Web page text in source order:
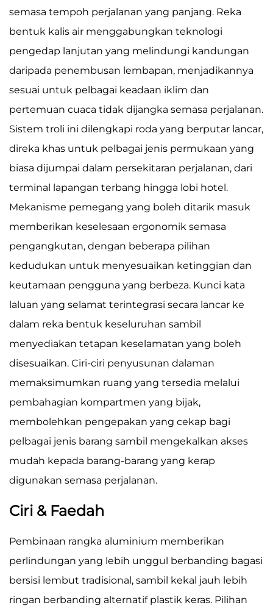
semasa tempoh perjalanan yang panjang. Reka
bentuk kalis air menggabungkan teknologi
pengedap lanjutan yang melindungi kandungan
daripada penembusan lembapan, menjadikannya
sesuai untuk pelbagai keadaan iklim dan
pertemuan cuaca tidak dijangka semasa perjalanan.
Sistem troli ini dilengkapi roda yang berputar lancar,
direka khas untuk pelbagai jenis permukaan yang
biasa dijumpai dalam persekitaran perjalanan, dari
terminal lapangan terbang hingga lobi hotel.
Mekanisme pemegang yang boleh ditarik masuk
memberikan keselesaan ergonomik semasa
pengangkutan, dengan beberapa pilihan
kedudukan untuk menyesuaikan ketinggian dan
keutamaan pengguna yang berbeza. Kunci kata
laluan yang selamat terintegrasi secara lancar ke
dalam reka bentuk keseluruhan sambil
menyediakan tetapan keselamatan yang boleh
disesuaikan. Ciri-ciri penyusunan dalaman
memaksimumkan ruang yang tersedia melalui
pembahagian kompartmen yang bijak,
membolehkan pengepakan yang cekap bagi
pelbagai jenis barang sambil mengekalkan akses
mudah kepada barang-barang yang kerap
digunakan semasa perjalanan.
Ciri & Faedah
Pembinaan rangka aluminium memberikan
perlindungan yang lebih unggul berbanding bagasi
bersisi lembut tradisional, sambil kekal jauh lebih
ringan berbanding alternatif plastik keras. Pilihan